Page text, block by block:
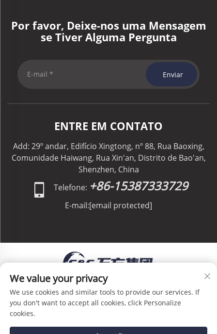
Por favor, Deixe-nos uma Mensagem
se Tiver Alguma Pergunta
Enviar
ENTRE EM CONTATO
Add: 29º andar, Edifício Xingtong, nº 88, Rua Baoxing,
Comunidade Haiwang, Rua Xin'an, Distrito de Bao'an,
Shenzhen, China
Telefone: +86-15387333729
E-mail:[email protected]
Direitos Autorais © C&C GLOBAL Logistics Co.,
Limited Todos os Direitos Reservados - Política de
Privacidade
We value your privacy
We use cookies and similar tools to provide our services. If
you don't want to accept all cookies, click Personalize
cookies.